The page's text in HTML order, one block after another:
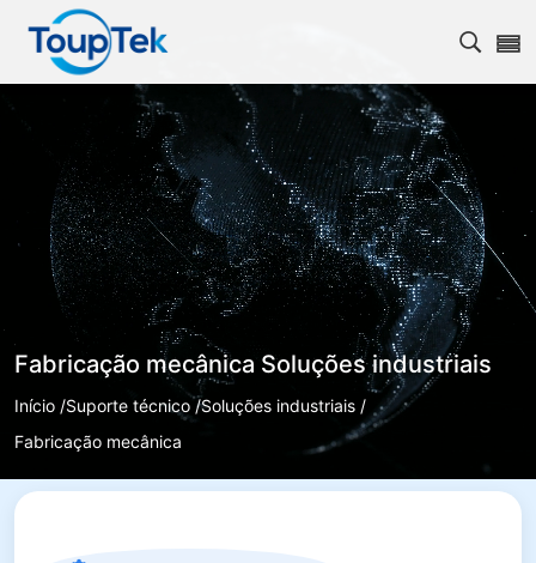
Abrir
Fabricação mecânica Soluções industriais
Início /Suporte técnico /Soluções industriais /
Fabricação mecânica